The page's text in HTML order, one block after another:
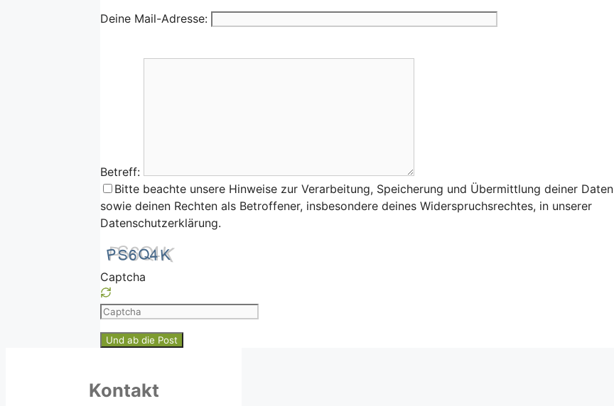
Deine Mail-Adresse:
Betreff:
Bitte beachte unsere Hinweise zur Verarbeitung, Speicherung und Übermittlung deiner Daten
sowie deinen Rechten als Betroffener, insbesondere deines Widerspruchsrechtes, in unserer
Datenschutzerklärung.
Captcha
Please
the
in
Kontakt